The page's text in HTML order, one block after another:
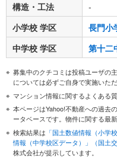
構造・工法
-
小学校 学区
長門小
中学校 学区
第十二
募集中のクチコミは投稿ユーザの
については必ずご自身で実施いた
マンション情報に関するよくある
本ページはYahoo!不動産への過去
ータベースです。物件に関する最
検索結果は 「国土数値情報（小学
情報（中学校区データ）」（国土交
株式会社が提示しています。